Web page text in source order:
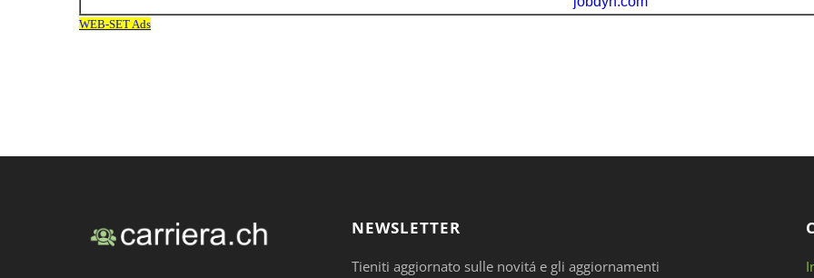
NEWSLETTER
Tieniti aggiornato sulle novitá e gli aggiornamenti